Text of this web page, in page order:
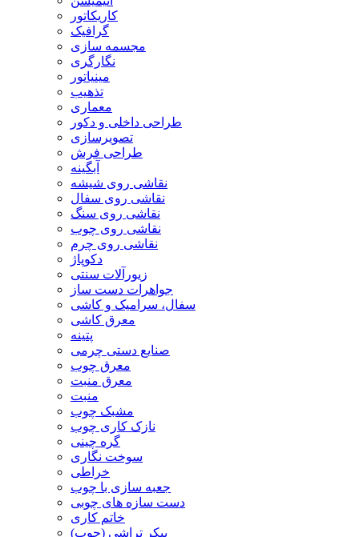
کاریکاتور
گرافیک
مجسمه سازی
نگارگری
مینیاتور
تذهیب
معماری
طراحی داخلی و دکور
تصویرسازی
طراحی فرش
آبگینه
نقاشی روی شیشه
نقاشی روی سفال
نقاشی روی سنگ
نقاشی روی چوب
نقاشی روی چرم
دکوپاژ
زیورآلات سنتی
جواهرات دست ساز
سفال، سرامیک و کاشی
معرق کاشی
پتینه
صنایع دستی چرمی
معرق چوب
معرق منبت
منبت
مشبک چوب
نازک کاری چوب
گره چینی
سوخت نگاری
خراطی
جعبه سازی با چوب
دست سازه های چوبی
خاتم کاری
پیکر تراشی (چوب)